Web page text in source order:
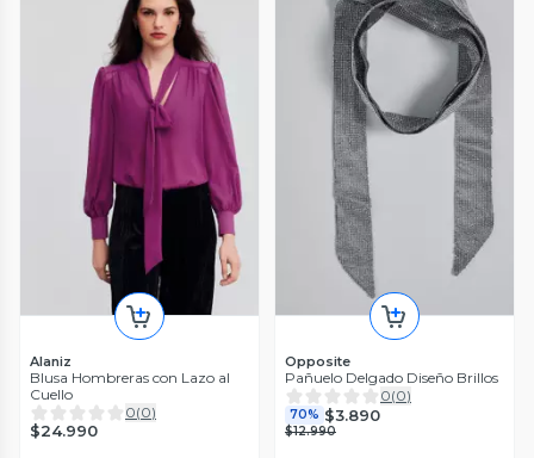
Alaniz
Blusa Hombreras con Lazo al
Cuello
0(0)
$24.990
Opposite
Pañuelo Delgado Diseño Brillos
0(0)
70% $3.890
$12.990